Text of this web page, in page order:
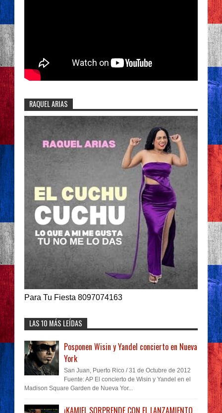
RAQUEL ARIAS
Para Tu Fiesta 8097074163
LAS 10 MÁS LEÍDAS
Posponen Wisin y Yandel concierto en Nueva
York
San Juan, Puerto Rico / 31 de Octubre de 2012
Fuente: AP El concierto de Wisin y Yandel en el
Madison Square Garden de Nueva Yor...
¡KAMIEL SORPRENDE CON EL LANZAMIENTO